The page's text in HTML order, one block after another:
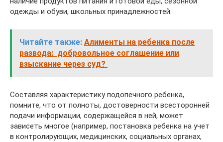
одежды и обуви, школьных принадлежностей.
Читайте также: Алименты на ребенка после
развода: добровольное соглашение или
взыскание через суд?
Составляя характеристику подопечного ребенка,
помните, что от полноты, достоверности всесторонней
подачи информации, содержащейся в ней, может
зависеть многое (например, постановка ребенка на учет
в контролирующих, медицинских, социальных органах,